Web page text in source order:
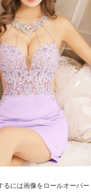
るには画像をロールオーバー